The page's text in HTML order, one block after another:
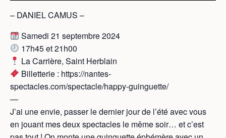
– DANIEL CAMUS –
Samedi 21 septembre 2024
17h45 et 21h00
La Carrière, Saint Herblain
Billetterie : https://nantes-
spectacles.com/spectacle/happy-guinguette/
—
J’ai une envie, passer le dernier jour de l’été avec vous
en jouant mes deux spectacles le même soir… et c’est